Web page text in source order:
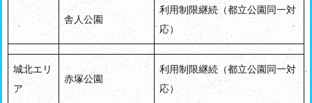
舎人公園
利用制限継続（都立公園同一対
応）
城北エリ
ア
赤塚公園
利用制限継続（都立公園同一対
応）